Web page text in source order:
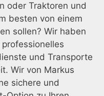
oder Traktoren und
besten von einem
sollen? Wir haben
und Transporte
Wir von Markus
sichere und